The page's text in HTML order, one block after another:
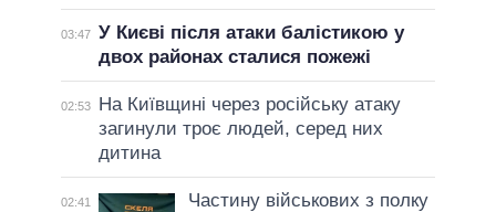
03:47 У Києві після атаки балістикою у
двох районах сталися пожежі
02:53
На Київщині через російську атаку
загинули троє людей, серед них
дитина
02:41
Частину військових з полку